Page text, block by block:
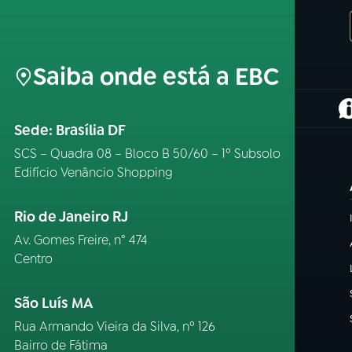
Saiba onde está a EBC
Sede: Brasília DF
SCS – Quadra 08 – Bloco B 50/60 – 1º Subsolo
Edifício Venâncio Shopping
Rio de Janeiro RJ
Av. Gomes Freire, n° 474
Centro
São Luís MA
Rua Armando Vieira da Silva, nº 126
Bairro de Fátima